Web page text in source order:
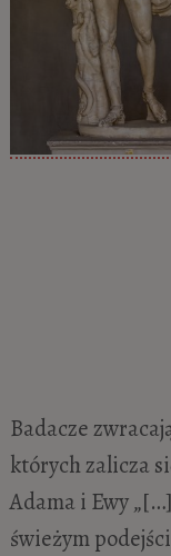
Badacze
których zalicza
Adama i Ewy
świeżym